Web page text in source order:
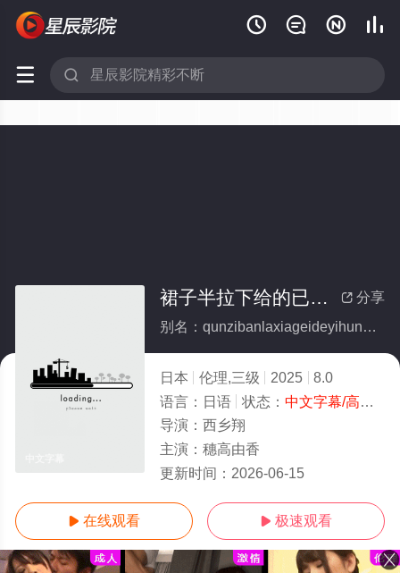
   
 
 分享
裙子半拉下给的已婚女职员
别名：qunzibanlaxiageideyihunnvzhiyuan
日本 伦理,三级 2025
8.0
语言： 日语 状态： 中文字幕/高清
导演： 西乡翔
主演： 穗高由香
更新时间： 2026-06-15
 在线观看  极速观看